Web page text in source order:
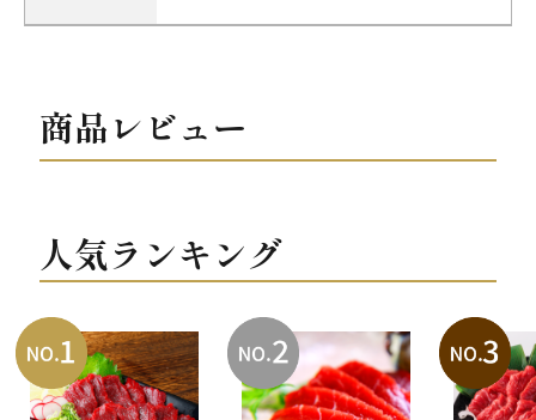
商品レビュー
人気ランキング